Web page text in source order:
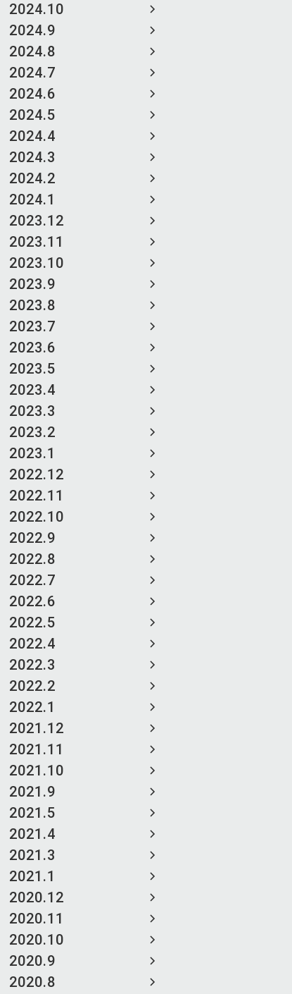
2024.10
2024.9
2024.8
2024.7
2024.6
2024.5
2024.4
2024.3
2024.2
2024.1
2023.12
2023.11
2023.10
2023.9
2023.8
2023.7
2023.6
2023.5
2023.4
2023.3
2023.2
2023.1
2022.12
2022.11
2022.10
2022.9
2022.8
2022.7
2022.6
2022.5
2022.4
2022.3
2022.2
2022.1
2021.12
2021.11
2021.10
2021.9
2021.5
2021.4
2021.3
2021.1
2020.12
2020.11
2020.10
2020.9
2020.8